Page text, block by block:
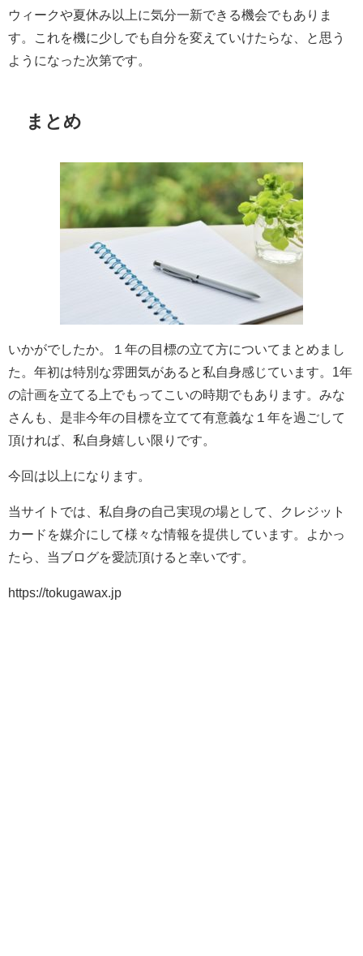
ウィークや夏休み以上に気分一新できる機会でもありま
す。これを機に少しでも自分を変えていけたらな、と思う
ようになった次第です。
まとめ
いかがでしたか。１年の目標の立て方についてまとめまし
た。年初は特別な雰囲気があると私自身感じています。1年
の計画を立てる上でもってこいの時期でもあります。みな
さんも、是非今年の目標を立てて有意義な１年を過ごして
頂ければ、私自身嬉しい限りです。
今回は以上になります。
当サイトでは、私自身の自己実現の場として、クレジット
カードを媒介にして様々な情報を提供しています。よかっ
たら、当ブログを愛読頂けると幸いです。
https://tokugawax.jp